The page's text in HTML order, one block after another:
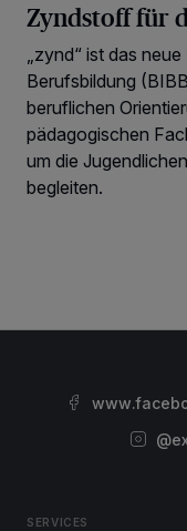
Zyndstoff für
„zynd“ ist das
Berufsbildung
beruflichen
pädagogischen
um die
begleiten.
SERVICES